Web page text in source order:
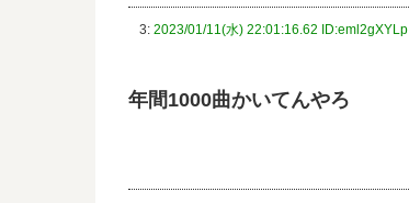
3: 2023/01/11(水) 22:01:16.62 ID:eml2gXYLp
年間1000曲かいてんやろ